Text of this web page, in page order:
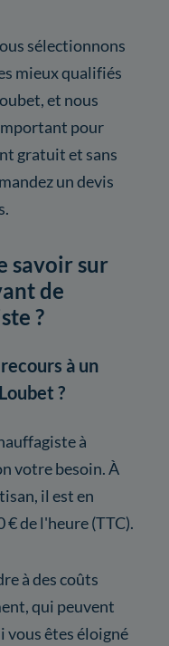
sélectionnons
mieux qualifiés
et nous
pour
gratuit et sans
un devis
savoir sur
de
?
à un
?
à
votre besoin. À
il est en
de l'heure (TTC).
à des coûts
qui peuvent
vous êtes éloigné